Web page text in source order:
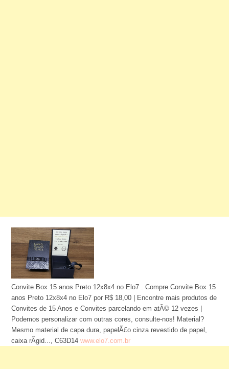
Convite Box 15 anos Preto 12x8x4 no Elo7 . Compre Convite Box 15
anos Preto 12x8x4 no Elo7 por R$ 18,00 | Encontre mais produtos de
Convites de 15 Anos e Convites parcelando em atÃ© 12 vezes |
Podemos personalizar com outras cores, consulte-nos! Material?
Mesmo material de capa dura, papelÃ£o cinza revestido de papel,
caixa rÃ­gid..., C63D14 www.elo7.com.br